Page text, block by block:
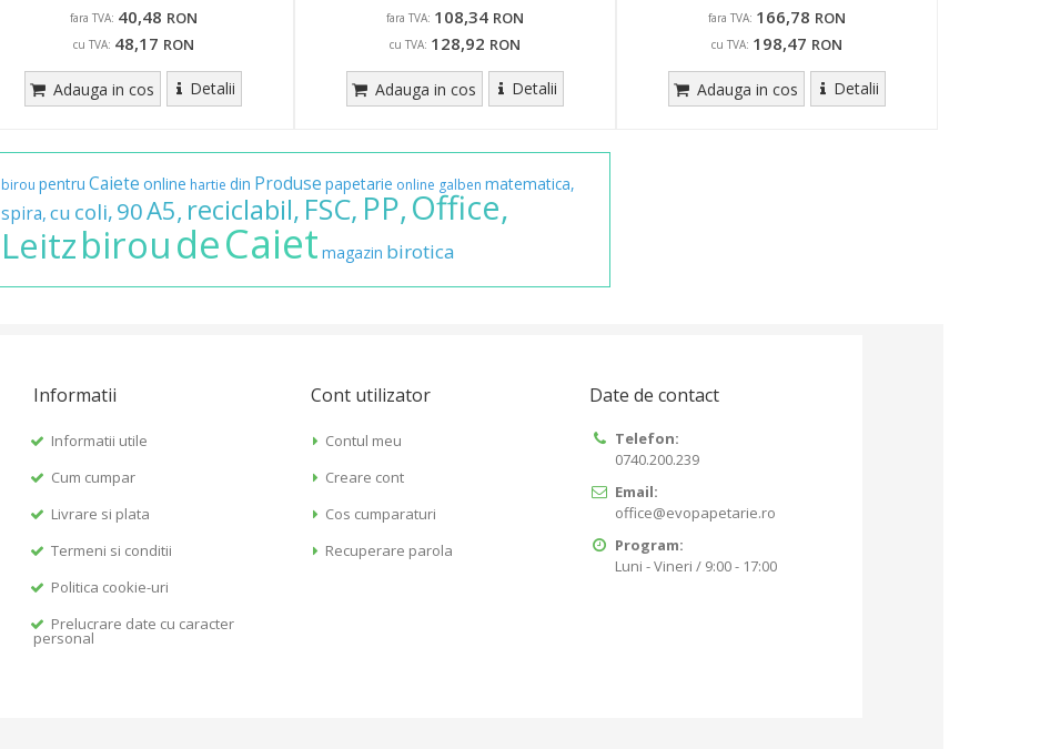
fara TVA: 40,48 RON
cu TVA: 48,17 RON
Adauga in cos Detalii
fara TVA: 108,34 RON
cu TVA: 128,92 RON
Adauga in cos Detalii
fara TVA: 166,78 RON
cu TVA: 198,47 RON
Adauga in cos Detalii
birou pentru Caiete online hartie din Produse papetarie online galben matematica,
spira,cu coli,90A5, reciclabil, FSC, PP,Office,
LeitzbiroudeCaiet magazin birotica
Informatii
Informatii utile
Cum cumpar
Livrare si plata
Termeni si conditii
Politica cookie-uri
Prelucrare date cu caracter
personal
Cont utilizator
Contul meu
Creare cont
Cos cumparaturi
Recuperare parola
Date de contact
Telefon:
0740.200.239
Email:
office@evopapetarie.ro
Program:
Luni - Vineri / 9:00 - 17:00